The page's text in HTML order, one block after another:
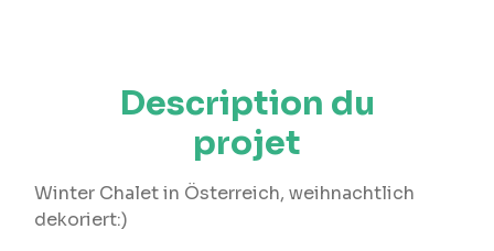
Description du
projet
Winter Chalet in Österreich, weihnachtlich
dekoriert:)